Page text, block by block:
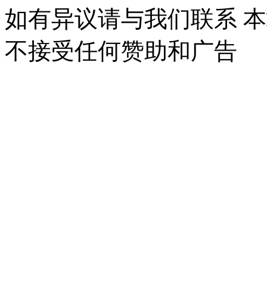
如有异议请与我们联系
不接受任何赞助和广告